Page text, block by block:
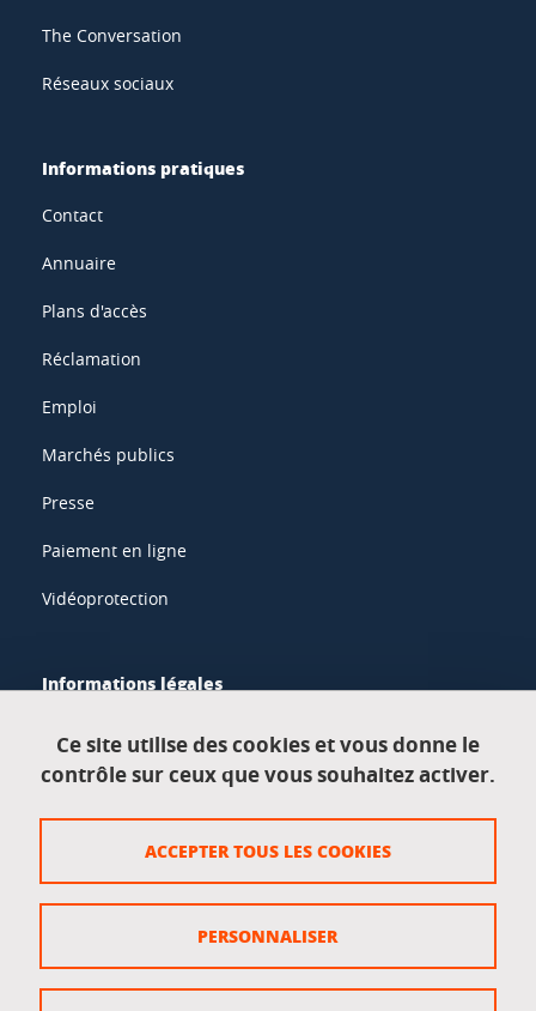
The Conversation
Réseaux sociaux
Informations pratiques
Contact
Annuaire
Plans d'accès
Réclamation
Emploi
Marchés publics
Presse
Paiement en ligne
Vidéoprotection
Informations légales
Données personnelles
Crédits
Gestion des cookies
Ce site utilise des cookies et vous donne le
contrôle sur ceux que vous souhaitez activer.
ACCEPTER TOUS LES COOKIES
PERSONNALISER